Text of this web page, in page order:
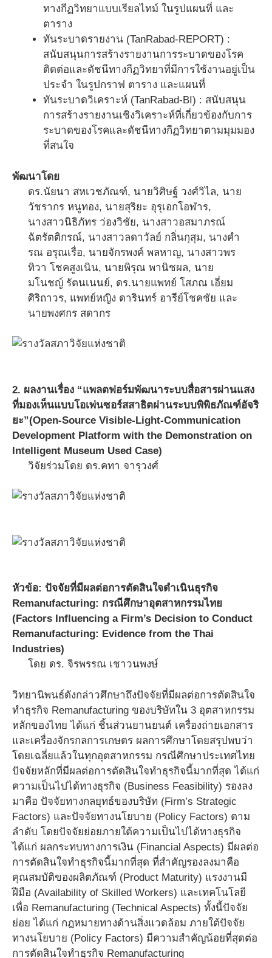
ทางกีฏวิทยาแบบเรียลไทม์ ในรูปแผนที่ และ
ตาราง
ทันระบาดรายงาน (TanRabad-REPORT) :
สนับสนุนการสร้างรายงานการระบาดของโรค
ติดต่อและดัชนีทางกีฏวิทยาที่มีการใช้งานอยู่เป็น
ประจำ ในรูปกราฟ ตาราง และแผนที่
ทันระบาดวิเคราะห์ (TanRabad-BI) : สนับสนุน
การสร้างรายงานเชิงวิเคราะห์ที่เกี่ยวข้องกับการ
ระบาดของโรคและดัชนีทางกีฏวิทยาตามมุมมอง
ที่สนใจ
พัฒนาโดย
ดร.นัยนา สหเวชภัณฑ์, นายวิศิษฐ์ วงศ์วิไล, นาย
วัชรากร หนูทอง, นายสุริยะ อุรุเอกโอฬาร,
นางสาวนิธิภัทร ว่องวิชัย, นางสาวอสมาภรณ์
ฉัตรัตติกรณ์, นางสาวลดาวัลย์ กลิ่นกุสุม, นางคำ
รณ อรุณเรื่อ, นายจักรพงค์ พลหาญ, นางสาวพร
ทิวา โชคสูงเนิน, นายพิรุณ พานิชผล, นาย
มโนชญ์ รัตนเนนย์, ดร.นายแพทย์ โสภณ เอี่ยม
ศิริถาวร, แพทย์หญิง ดารินทร์ อารีย์โชคชัย และ
นายพงศกร สดากร
2. ผลงานเรื่อง “แพลตฟอร์มพัฒนาระบบสื่อสารผ่านแสง
ที่มองเห็นแบบโอเพ่นซอร์สสาธิตผ่านระบบพิพิธภัณฑ์อัจริ
ยะ”(Open-Source Visible-Light-Communication
Development Platform with the Demonstration on
Intelligent Museum Used Case)
วิจัยร่วมโดย ดร.คทา จารุวงศ์
หัวข้อ: ปัจจัยที่มีผลต่อการตัดสินใจดำเนินธุรกิจ
Remanufacturing: กรณีศึกษาอุตสาหกรรมไทย
(Factors Influencing a Firm’s Decision to Conduct
Remanufacturing: Evidence from the Thai
Industries)
โดย ดร. จิรพรรณ เชาวนพงษ์
วิทยานิพนธ์ดังกล่าวศึกษาถึงปัจจัยที่มีผลต่อการตัดสินใจ
ทำธุรกิจ Remanufacturing ของบริษัทใน 3 อุตสาหกรรม
หลักของไทย ได้แก่ ชิ้นส่วนยานยนต์ เครื่องถ่ายเอกสาร
และเครื่องจักรกลการเกษตร ผลการศึกษาโดยสรุปพบว่า
โดยเฉลี่ยแล้วในทุกอุตสาหกรรม กรณีศึกษาประเทศไทย
ปัจจัยหลักที่มีผลต่อการตัดสินใจทำธุรกิจนี้มากที่สุด ได้แก่
ความเป็นไปได้ทางธุรกิจ (Business Feasibility) รองลง
มาคือ ปัจจัยทางกลยุทธ์ของบริษัท (Firm’s Strategic
Factors) และปัจจัยทางนโยบาย (Policy Factors) ตาม
ลำดับ โดยปัจจัยย่อยภายใต้ความเป็นไปได้ทางธุรกิจ
ได้แก่ ผลกระทบทางการเงิน (Financial Aspects) มีผลต่อ
การตัดสินใจทำธุรกิจนี้มากที่สุด ที่สำคัญรองลงมาคือ
คุณสมบัติของผลิตภัณฑ์ (Product Maturity) แรงงานมี
ฝีมือ (Availability of Skilled Workers) และเทคโนโลยี
เพื่อ Remanufacturing (Technical Aspects) ทั้งนี้ปัจจัย
ย่อย ได้แก่ กฎหมายทางด้านสิ่งแวดล้อม ภายใต้ปัจจัย
ทางนโยบาย (Policy Factors) มีความสำคัญน้อยที่สุดต่อ
การตัดสินใจทำธุรกิจ Remanufacturing